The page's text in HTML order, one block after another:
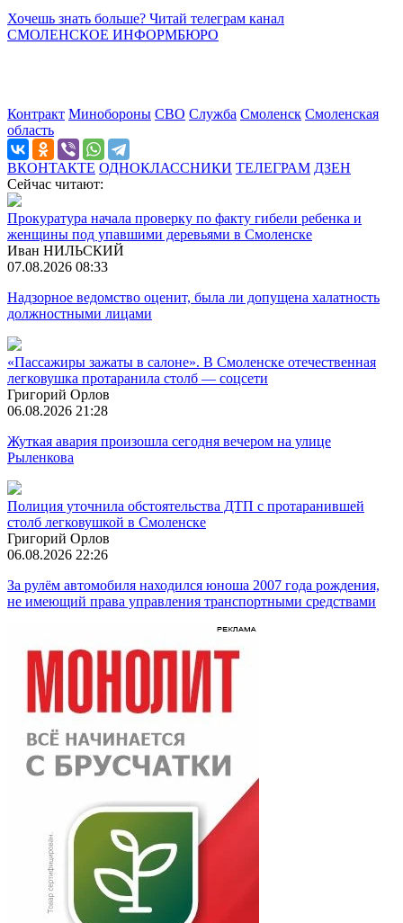
Хочешь знать больше? Читай телеграм канал
СМОЛЕНСКОЕ ИНФОРМБЮРО
Контракт Минобороны СВО Служба Смоленск Смоленская
область
ВКОНТАКТЕ ОДНОКЛАССНИКИ ТЕЛЕГРАМ ДЗЕН
Сейчас читают:
Прокуратура начала проверку по факту гибели ребенка и
женщины под упавшими деревьями в Смоленске
Иван НИЛЬСКИЙ
07.08.2026 08:33
Надзорное ведомство оценит, была ли допущена халатность
должностными лицами
«Пассажиры зажаты в салоне». В Смоленске отечественная
легковушка протаранила столб — соцсети
Григорий Орлов
06.08.2026 21:28
Жуткая авария произошла сегодня вечером на улице
Рыленкова
Полиция уточнила обстоятельства ДТП с протаранившей
столб легковушкой в Смоленске
Григорий Орлов
06.08.2026 22:26
За рулём автомобиля находился юноша 2007 года рождения,
не имеющий права управления транспортными средствами